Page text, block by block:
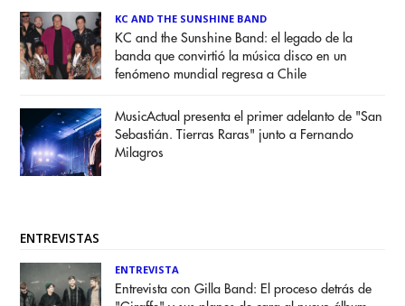
KC AND THE SUNSHINE BAND
KC and the Sunshine Band: el legado de la
banda que convirtió la música disco en un
fenómeno mundial regresa a Chile
MusicActual presenta el primer adelanto de "San
Sebastián. Tierras Raras" junto a Fernando
Milagros
ENTREVISTAS
ENTREVISTA
Entrevista con Gilla Band: El proceso detrás de